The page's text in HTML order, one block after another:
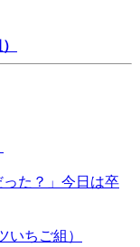
った？」今日は卒
いちご組）